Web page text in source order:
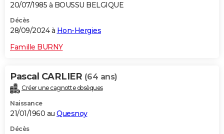
20/07/1985 à BOUSSU BELGIQUE
Décès
28/09/2024 à Hon-Hergies
Famille BURNY
Pascal CARLIER (64 ans)
Créer une cagnotte obsèques
Naissance
21/01/1960 au Quesnoy
Décès